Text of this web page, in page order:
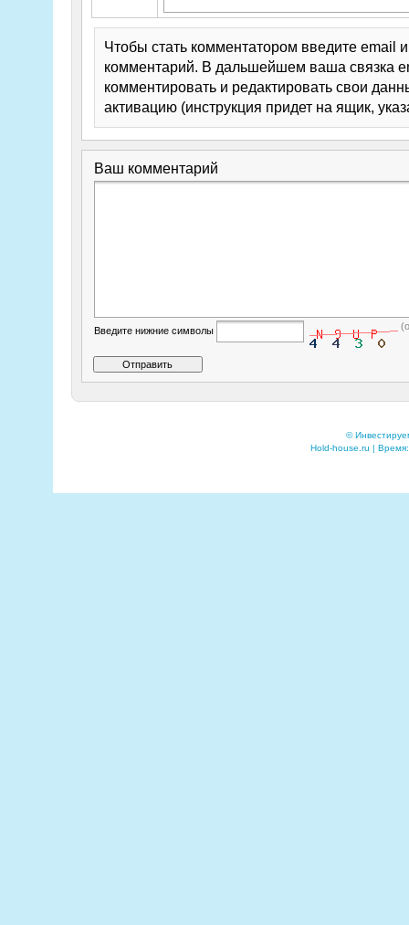
Чтобы стать комментатором введите email
комментарий. В дальшейшем ваша связка
комментировать и редактировать свои
активацию (инструкция придет на ящик,
Ваш комментарий
Введите нижние символы
©
Hold-house.ru |